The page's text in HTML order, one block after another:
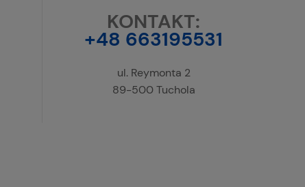
KONTAKT:
+48 663195531
ul. Reymonta 2
89-500 Tuchola